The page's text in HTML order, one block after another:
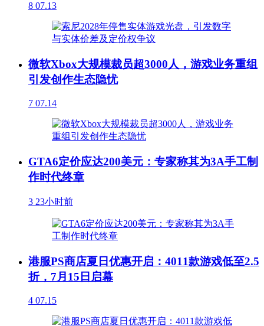
8 07.13
微软Xbox大规模裁员超3000人，游戏业务重组
引发创作生态隐忧
7 07.14
GTA6定价应达200美元：专家称其为3A手工制
作时代终章
3 23小时前
港服PS商店夏日优惠开启：4011款游戏低至2.5
折，7月15日启幕
4 07.15